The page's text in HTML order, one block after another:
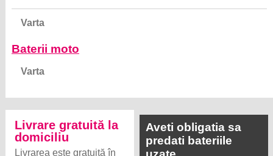
Varta
Baterii moto
Varta
Livrare gratuită la
domiciliu
Livrarea este gratuită în
Aveti obligatia sa
predati bateriile